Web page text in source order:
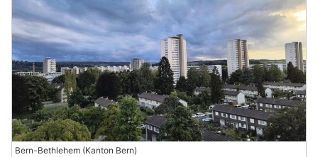
Bern-Bethlehem (Kanton Bern)